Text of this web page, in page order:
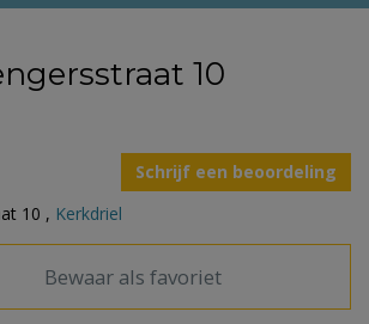
10
Schrijf een beoordeling
10 , Kerkdriel
Bewaar als favoriet